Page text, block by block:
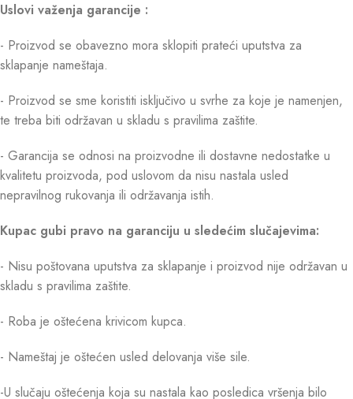
Uslovi važenja garancije :
- Proizvod se obavezno mora sklopiti prateći uputstva za
sklapanje nameštaja.
- Proizvod se sme koristiti isključivo u svrhe za koje je namenjen,
te treba biti održavan u skladu s pravilima zaštite.
- Garancija se odnosi na proizvodne ili dostavne nedostatke u
kvalitetu proizvoda, pod uslovom da nisu nastala usled
nepravilnog rukovanja ili održavanja istih.
Kupac gubi pravo na garanciju u sledećim slučajevima:
- Nisu poštovana uputstva za sklapanje i proizvod nije održavan u
skladu s pravilima zaštite.
- Roba je oštećena krivicom kupca.
- Nameštaj je oštećen usled delovanja više sile.
-U slučaju oštećenja koja su nastala kao posledica vršenja bilo